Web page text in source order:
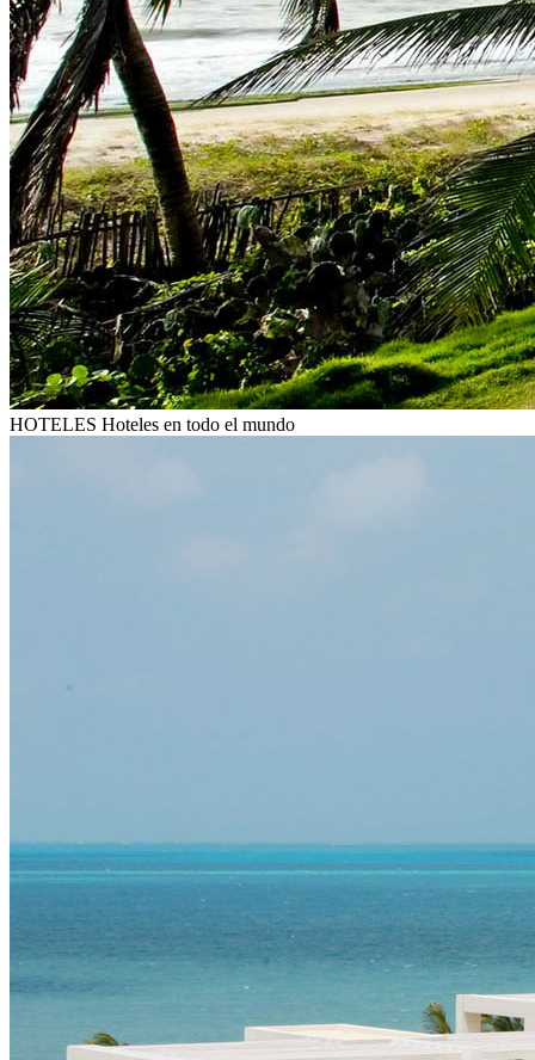
HOTELES Hoteles en todo el mundo